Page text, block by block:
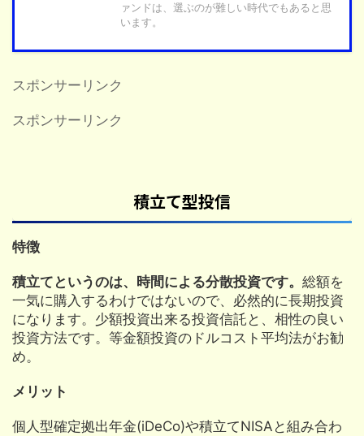
ァンドは、選ぶのが難しい時代でもあると思
います。
スポンサーリンク
スポンサーリンク
積立て型投信
特徴
積立てというのは、時間による分散投資です。 総額を
一気に購入するわけではないので、必然的に長期投資
になります。少額投資出来る投資信託と、相性の良い
投資方法です。等金額投資のドルコスト平均法がお勧
め。
メリット
個人型確定拠出年金(iDeCo)や積立てNISAと組み合わ